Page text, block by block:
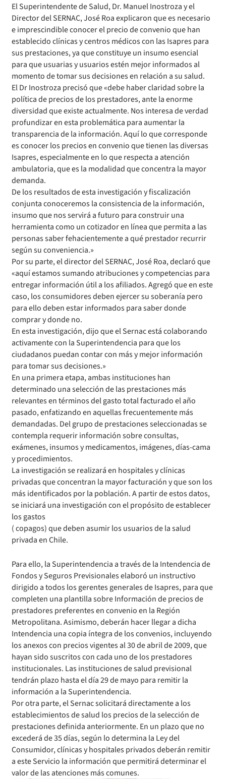
El Superintendente de Salud, Dr. Manuel Inostroza y el
Director del SERNAC, José Roa explicaron que es necesario
e imprescindible conocer el precio de convenio que han
establecido clínicas y centros médicos con las Isapres para
sus prestaciones, ya que constituye un insumo esencial
para que usuarias y usuarios estén mejor informados al
momento de tomar sus decisiones en relación a su salud.
El Dr Inostroza precisó que «debe haber claridad sobre la
política de precios de los prestadores, ante la enorme
diversidad que existe actualmente. Nos interesa de verdad
profundizar en esta problemática para aumentar la
transparencia de la información. Aquí lo que corresponde
es conocer los precios en convenio que tienen las diversas
Isapres, especialmente en lo que respecta a atención
ambulatoria, que es la modalidad que concentra la mayor
demanda.
De los resultados de esta investigación y fiscalización
conjunta conoceremos la consistencia de la información,
insumo que nos servirá a futuro para construir una
herramienta como un cotizador en línea que permita a las
personas saber fehacientemente a qué prestador recurrir
según su conveniencia.»
Por su parte, el director del SERNAC, José Roa, declaró que
«aquí estamos sumando atribuciones y competencias para
entregar información útil a los afiliados. Agregó que en este
caso, los consumidores deben ejercer su soberanía pero
para ello deben estar informados para saber donde
comprar y donde no.
En esta investigación, dijo que el Sernac está colaborando
activamente con la Superintendencia para que los
ciudadanos puedan contar con más y mejor información
para tomar sus decisiones.»
En una primera etapa, ambas instituciones han
determinado una selección de las prestaciones más
relevantes en términos del gasto total facturado el año
pasado, enfatizando en aquellas frecuentemente más
demandadas. Del grupo de prestaciones seleccionadas se
contempla requerir información sobre consultas,
exámenes, insumos y medicamentos, imágenes, días-cama
y procedimientos.
La investigación se realizará en hospitales y clínicas
privadas que concentran la mayor facturación y que son los
más identificados por la población. A partir de estos datos,
se iniciará una investigación con el propósito de establecer
los gastos
( copagos) que deben asumir los usuarios de la salud
privada en Chile.
Para ello, la Superintendencia a través de la Intendencia de
Fondos y Seguros Previsionales elaboró un instructivo
dirigido a todos los gerentes generales de Isapres, para que
completen una plantilla sobre Información de precios de
prestadores preferentes en convenio en la Región
Metropolitana. Asimismo, deberán hacer llegar a dicha
Intendencia una copia íntegra de los convenios, incluyendo
los anexos con precios vigentes al 30 de abril de 2009, que
hayan sido suscritos con cada uno de los prestadores
institucionales. Las instituciones de salud previsional
tendrán plazo hasta el día 29 de mayo para remitir la
información a la Superintendencia.
Por otra parte, el Sernac solicitará directamente a los
establecimientos de salud los precios de la selección de
prestaciones definida anteriormente. En un plazo que no
excederá de 35 días, según lo determina la Ley del
Consumidor, clínicas y hospitales privados deberán remitir
a este Servicio la información que permitirá determinar el
valor de las atenciones más comunes.